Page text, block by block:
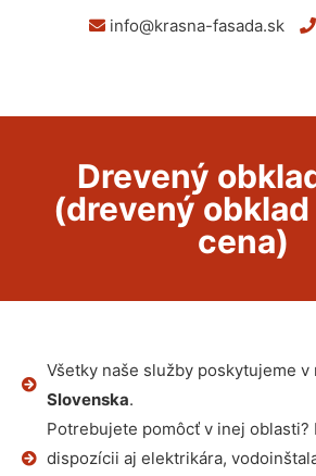
info@krasna-fasada.sk
Drevený
(drevený obklad
cena)
Všetky naše služby poskytujeme v
Slovenska.
Potrebujete pomôcť v inej oblasti?
dispozícii aj elektrikára,